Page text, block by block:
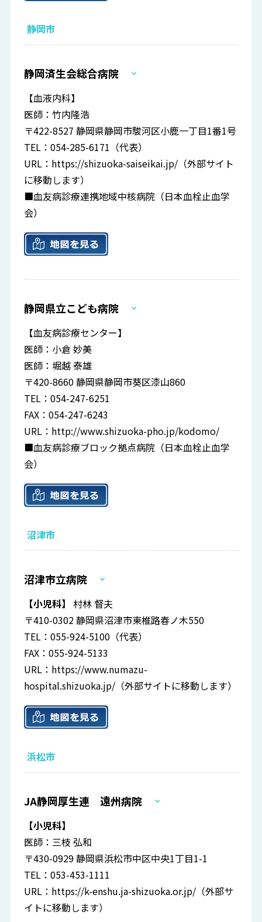
静岡市
静岡済生会総合病院
【血液内科】
医師：竹内隆浩
〒422-8527 静岡県静岡市駿河区小鹿一丁目1番1号
TEL：054-285-6171（代表）
URL： https://shizuoka-saiseikai.jp/ （外部サイト
に移動します）
■血友病診療連携地域中核病院（日本血栓止血学
会）
静岡県立こども病院
【血友病診療センター】
医師：小倉 妙美
医師：堀越 泰雄
〒420-8660 静岡県静岡市葵区漆山860
TEL：054-247-6251
FAX：054-247-6243
URL： http://www.shizuoka-pho.jp/kodomo/
■血友病診療ブロック拠点病院（日本血栓止血学
会）
沼津市
沼津市立病院
【小児科】 村林 督夫
〒410-0302 静岡県沼津市東椎路春ノ木550
TEL：055-924-5100（代表）
FAX：055-924-5133
URL： https://www.numazu-
hospital.shizuoka.jp/ （外部サイトに移動します）
浜松市
JA静岡厚生連 遠州病院
【小児科】
医師：三枝 弘和
〒430-0929 静岡県浜松市中区中央1丁目1-1
TEL：053-453-1111
URL： https://k-enshu.ja-shizuoka.or.jp/ （外部サ
イトに移動します）